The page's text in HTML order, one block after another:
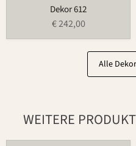
Dekor 612
€ 242,00
Alle
WEITERE